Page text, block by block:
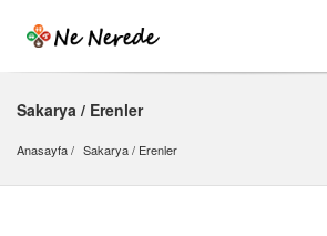
Sakarya / Erenler
Anasayfa Sakarya / Erenler